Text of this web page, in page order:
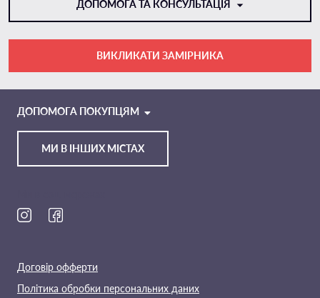
ДОПОМОГА ТА КОНСУЛЬТАЦІЯ
TELEGRAM
ВИКЛИКАТИ ЗАМІРНИКА
МИ В ІНШИХ МІСТАХ
ДОПОМОГА ПОКУПЦЯМ
Договір офферти
Політика обробки персональних даних